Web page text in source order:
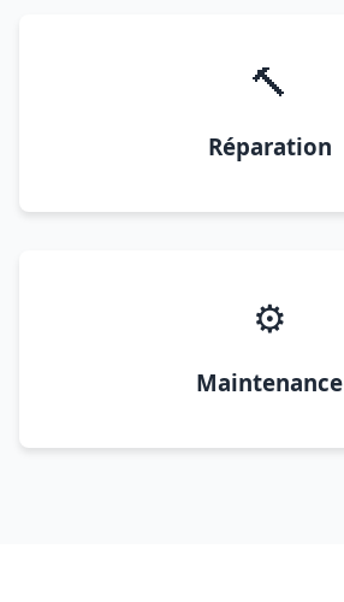
🔨
Réparation
⚙️
Maintenance